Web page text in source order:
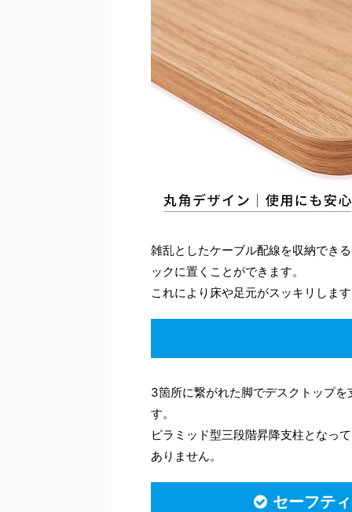
雑乱としたケーブル配線を収納でき
ックに置くことができます。
これにより床や足元がスッキリしま
3箇所に繋がれた脚でデスクトップ
す。
ピラミッド型三段階昇降支柱となっ
ありません。
セーフテ